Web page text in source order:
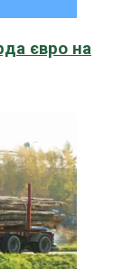
євро на